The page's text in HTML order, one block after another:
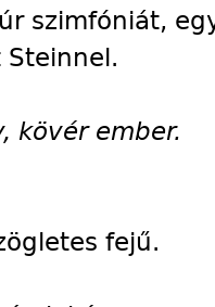
szimfóniát,
Steinnel.
kövér ember.
fejű.